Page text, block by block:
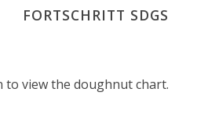
FORTSCHRITT SDGS
to view the doughnut chart.